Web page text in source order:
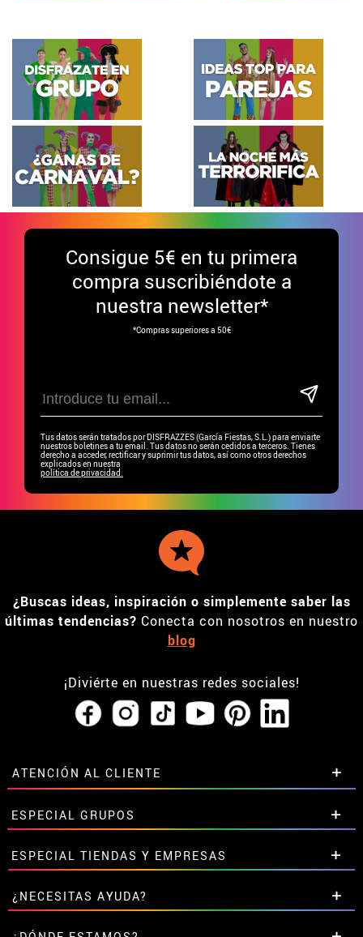
Consigue 5€ en tu primera
compra suscribiéndote a
nuestra newsletter*
*Compras superiores a 50€
Tus datos serán tratados por DISFRAZZES (García Fiestas, S.L.) para enviarte
nuestros boletines a tu email. Tus datos no serán cedidos a terceros. Tienes
derecho a acceder, rectificar y suprimir tus datos, así como otros derechos
explicados en nuestra
política de privacidad.
¿Buscas ideas, inspiración o simplemente saber las
últimas tendencias? Conecta con nosotros en nuestro
blog
¡Diviérte en nuestras redes sociales!
ATENCIÓN AL CLIENTE
• Horario tienda IBI
•Descuento estudiantes
• Sobre nosotros
• Condiciones de venta
• Aviso legal yPrivacidad
• Atencion al cliente
• Uso de Cookies
ESPECIAL GRUPOS
Descuentos especiales para grupos.
Contáctanos aquí
ESPECIAL TIENDAS Y EMPRESAS
Descuentos exclusivos para tiendas y empresas.
Contáctanos aquí
¿NECESITAS AYUDA?